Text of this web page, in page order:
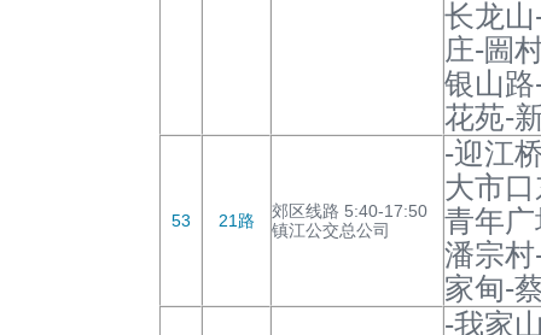
长龙
庄-圌
银山
花苑-
53 21路
郊区线路 5:40-17:50
镇江公交总公司
-迎江
大市
青年
潘宗
家甸-
-我家